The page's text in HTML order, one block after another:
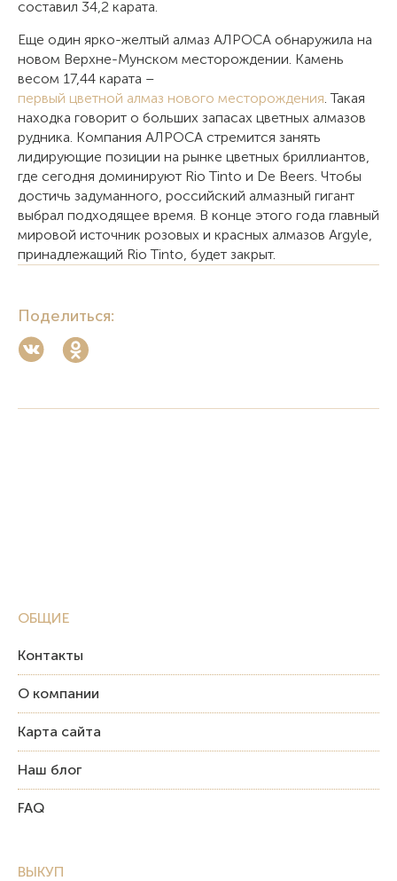
составил 34,2 карата.
Еще один ярко-желтый алмаз АЛРОСА обнаружила на
новом Верхне-Мунском месторождении. Камень
весом 17,44 карата –
первый цветной алмаз нового месторождения. Такая
находка говорит о больших запасах цветных алмазов
рудника. Компания АЛРОСА стремится занять
лидирующие позиции на рынке цветных бриллиантов,
где сегодня доминируют Rio Tinto и De Beers. Чтобы
достичь задуманного, российский алмазный гигант
выбрал подходящее время. В конце этого года главный
мировой источник розовых и красных алмазов Argyle,
принадлежащий Rio Tinto, будет закрыт.
Поделиться:
ОБЩИЕ
Контакты
О компании
Карта сайта
Наш блог
FAQ
ВЫКУП